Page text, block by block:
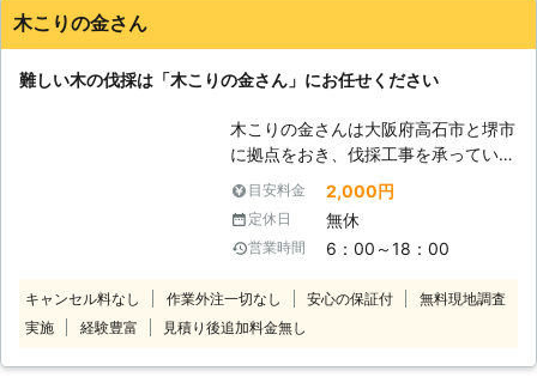
は浦幌町の気候をよく知っているの
り、安全に木を切り倒すことができま
す。また伐採した木を運搬し、適切に
処分していきます。もしもお庭にお世
話ができなくなった木がある場合は、
浦幌町内全域で活動する当社まで一度
底してもらえましたよ！無事に伐ってもらえるしすごく良い業
者さんでした！
北海道 帯広市 2016年12月22日
木こりの金さん
難しい木の伐採は「木こりの金さん」にお任せください
木こりの金さんは大阪府高石市と堺市
に拠点をおき、伐採工事を承っていま
す。大阪府の隣接エリアはもちろんの
こと、北海道でもご依頼承っています
ので気軽にご相談ください。 【特殊
伐採が得意！ほかで断られた依頼もお
きる業者を探している ・狭い場所の
ため伐採作業を断られてしまった こ
目安料金 2,000円
定休日 無休
営業時間 6：00～18：00
キャンセル料なし 作業外注一切なし 安心の保証付
無料現地調査
実施
経験豊富 見積り後追加料金無し